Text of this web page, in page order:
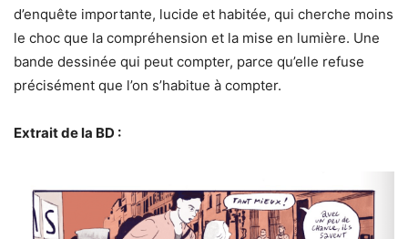
d’enquête importante, lucide et habitée, qui cherche moins
le choc que la compréhension et la mise en lumière. Une
bande dessinée qui peut compter, parce qu’elle refuse
précisément que l’on s’habitue à compter.
Extrait de la BD :